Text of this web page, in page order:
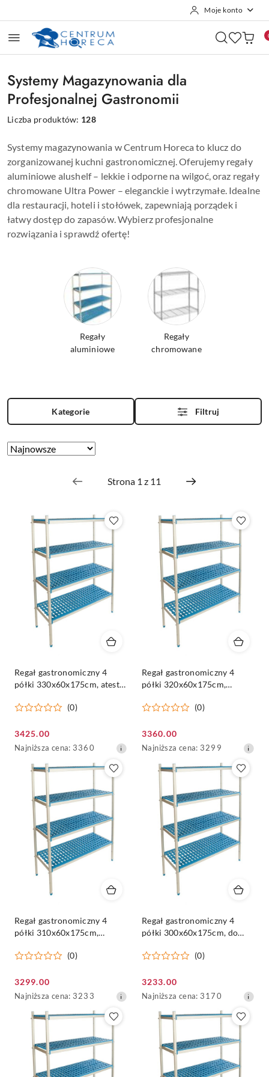
Moje konto
Systemy Magazynowania dla
Profesjonalnej Gastronomii
Liczba produktów: 128
Systemy magazynowania w Centrum Horeca to klucz do
zorganizowanej kuchni gastronomicznej. Oferujemy regały
aluminiowe alushelf – lekkie i odporne na wilgoć, oraz regały
chromowane Ultra Power – eleganckie i wytrzymałe. Idealne
dla restauracji, hoteli i stołówek, zapewniają porządek i
łatwy dostęp do zapasów. Wybierz profesjonalne
rozwiązania i sprawdź ofertę!
Regały
aluminiowe
Regały
chromowane
Kategorie Filtruj
Zastosowano
Sortuj
Regał gastronomiczny 4
półki 330x60x175cm, atest
ALUSHELF
(0)
Cena
promocyjna:
3425.00
Najniższa
przed
obniżką
Najniższa cena: 3360
Regał gastronomiczny 4
półki 320x60x175cm,
ALUSHELF
(0)
Cena
promocyjna:
3360.00
Najniższa
przed
obniżką
Najniższa cena: 3299
Regał gastronomiczny 4
półki 310x60x175cm,
ALUSHELF
(0)
Cena
promocyjna:
3299.00
Najniższa
przed
obniżką
Najniższa cena: 3233
Regał gastronomiczny 4
półki 300x60x175cm, do
ALUSHELF
(0)
Cena
promocyjna:
3233.00
Najniższa
przed
obniżką
Najniższa cena: 3170